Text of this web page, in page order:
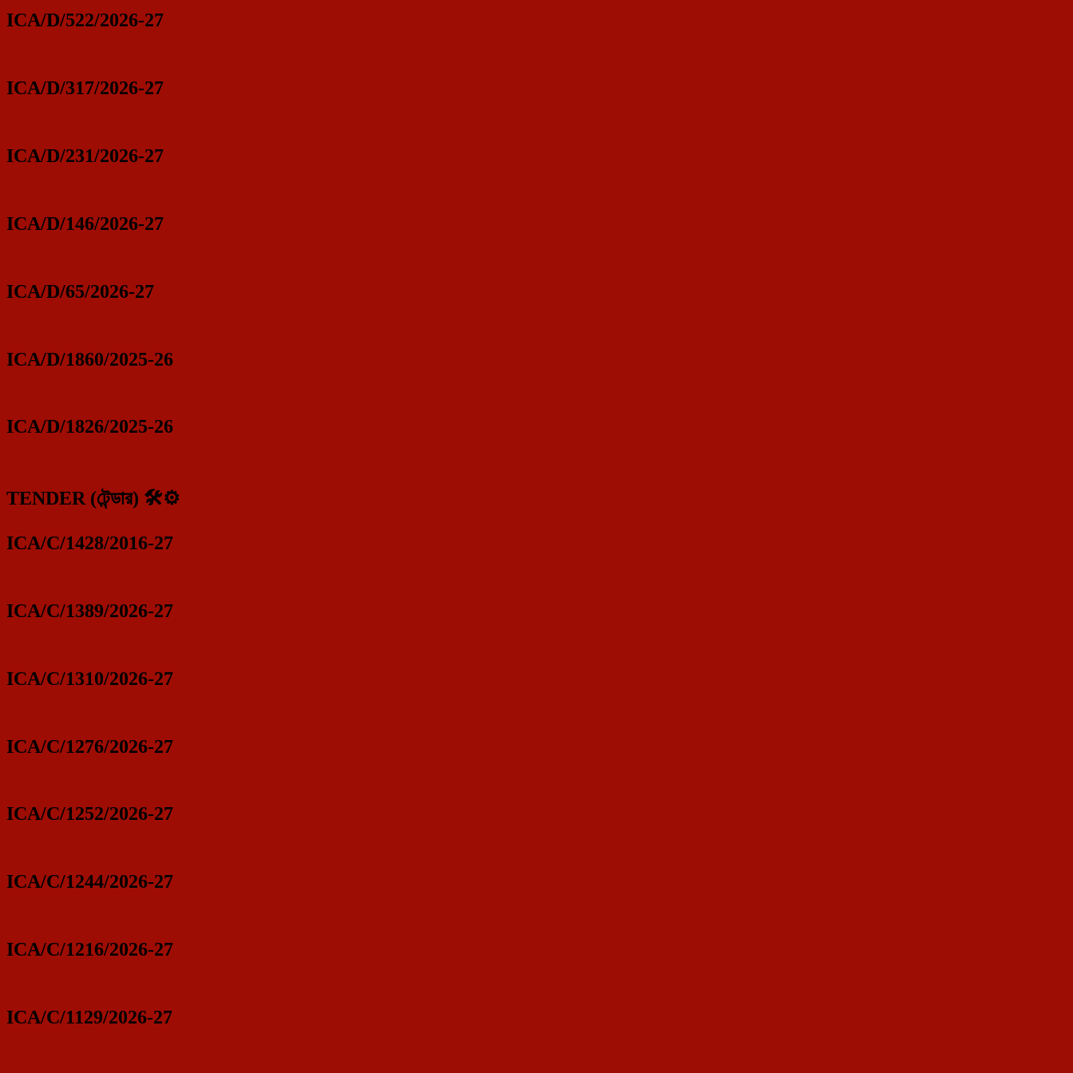
ICA/D/522/2026-27
ICA/D/317/2026-27
ICA/D/231/2026-27
ICA/D/146/2026-27
ICA/D/65/2026-27
ICA/D/1860/2025-26
ICA/D/1826/2025-26
TENDER (টেন্ডার) 🛠️⚙️
ICA/C/1428/2016-27
ICA/C/1389/2026-27
ICA/C/1310/2026-27
ICA/C/1276/2026-27
ICA/C/1252/2026-27
ICA/C/1244/2026-27
ICA/C/1216/2026-27
ICA/C/1129/2026-27